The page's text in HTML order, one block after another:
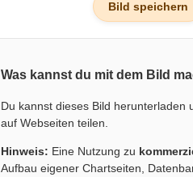
Bild speichern
Was kannst du mit dem Bild
Du kannst dieses Bild herunterladen
auf Webseiten teilen.
Hinweis: Eine Nutzung zu
Aufbau eigener Chartseiten,